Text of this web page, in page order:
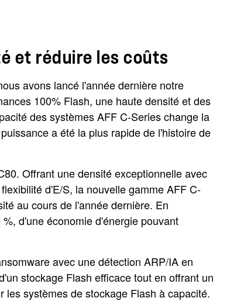
et réduire les coûts
avons lancé l'année dernière notre
100% Flash, une haute densité et des
des systèmes AFF C-Series change la
a été la plus rapide de l'histoire de
Offrant une densité exceptionnelle avec
d'E/S, la nouvelle gamme AFF C-
au cours de l'année dernière. En
d'une économie d'énergie pouvant
avec une détection ARP/IA en
stockage Flash efficace tout en offrant un
systèmes de stockage Flash à capacité.